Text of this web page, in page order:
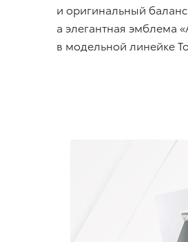
и оригинальный
а элегантная эмблема
в модельной линейке